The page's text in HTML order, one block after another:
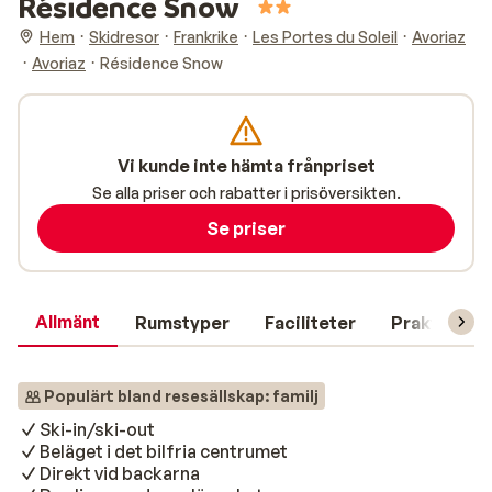
Hem Skidresor Frankrike Les Portes du Soleil
Avoriaz
Avoriaz
Résidence Snow
Allmänt Rumstyper Faciliteter Praktisk
Populärt bland resesällskap: familj
Ski-in/ski-out
Beläget i det bilfria centrumet
Direkt vid backarna
Vi kunde inte hämta frånpriset
Se alla priser och rabatter i prisöversikten.
Se priser